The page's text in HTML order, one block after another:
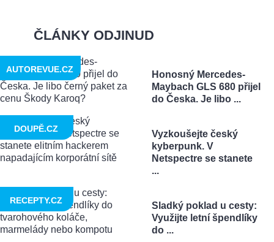
ČLÁNKY ODJINUD
Honosný Mercedes-
Maybach GLS 680 přijel
do Česka. Je libo ...
AUTOREVUE.CZ
Vyzkoušejte český
kyberpunk. V
Netspectre se stanete
...
DOUPĚ.CZ
Sladký poklad u cesty:
Využijte letní špendlíky
do ...
RECEPTY.CZ